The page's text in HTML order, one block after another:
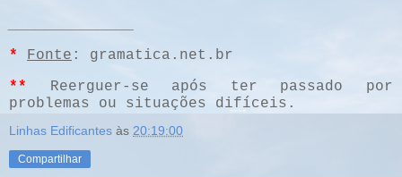
* Fonte : gramatica.net.br
** Reerguer-se após ter passado por
problemas ou situações difíceis.
Linhas Edificantes às 20:19:00
Compartilhar